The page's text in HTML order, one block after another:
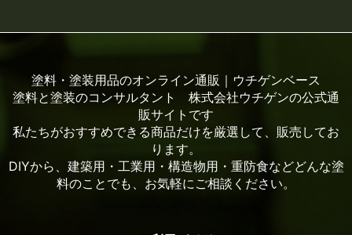
塗料・塗装用品のオンライン通販｜ウチゲンベース
塗料と塗装のコンサルタント 株式会社ウチゲンの公式通
販サイトです
私たちがおすすめできる商品だけを厳選して、販売してお
ります。
DIYから、建築用・工業用・構造物用・重防食などどんな塗
料のことでも、お気軽にご相談ください。